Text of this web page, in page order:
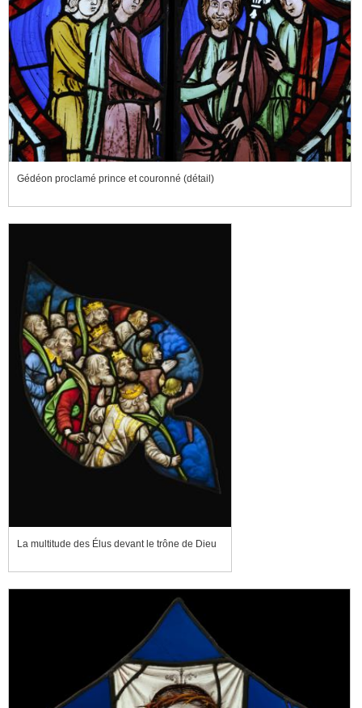
Gédéon proclamé prince et couronné (détail)
La multitude des Élus devant le trône de Dieu